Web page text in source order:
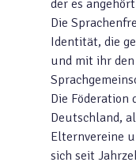
der es
Die
Identität, die
und mit ihr
Die Föderation
Deutschland,
Elternvereine
sich seit